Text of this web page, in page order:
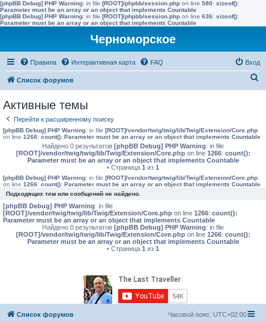
[phpBB Debug] PHP Warning: in file [ROOT]/phpbb/session.php on line 580: sizeof():
Parameter must be an array or an object that implements Countable
[phpBB Debug] PHP Warning: in file [ROOT]/phpbb/session.php on line 636: sizeof():
Parameter must be an array or an object that implements Countable
Черноморское
Правила Интерактивная карта FAQ Вход
Список форумов
к
Активные темы
Перейти к расширенному поиску
[phpBB Debug] PHP Warning: in file [ROOT]/vendor/twig/twig/lib/Twig/Extension/Core.php
on line 1266: count(): Parameter must be an array or an object that implements Countable
Найдено 0 результатов [phpBB Debug] PHP Warning: in file
[ROOT]/vendor/twig/twig/lib/Twig/Extension/Core.phpon line 1266: count():
Parameter must be an array or an object that implements Countable
• Страница 1 из 1
[phpBB Debug] PHP Warning: in file [ROOT]/vendor/twig/twig/lib/Twig/Extension/Core.php
on line 1266: count(): Parameter must be an array or an object that implements Countable
Подходящих тем или сообщений не найдено.
[phpBB Debug] PHP Warning: in file
[ROOT]/vendor/twig/twig/lib/Twig/Extension/Core.php on line 1266: count():
Parameter must be an array or an object that implements Countable
Найдено 0 результатов [phpBB Debug] PHP Warning: in file
[ROOT]/vendor/twig/twig/lib/Twig/Extension/Core.phpon line 1266: count():
Parameter must be an array or an object that implements Countable
• Страница 1 из 1
Список форумов Часовой пояс: UTC+02:00